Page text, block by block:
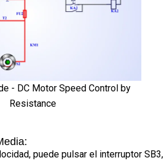
- DC Motor Speed Control by
Resistance
puede pulsar el interruptor SB3,